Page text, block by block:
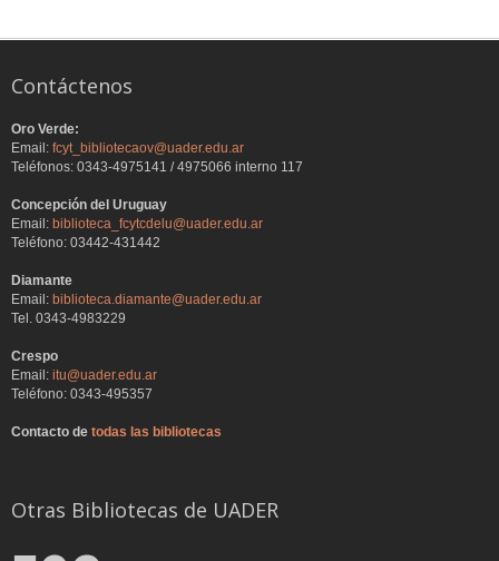
Contáctenos
Oro Verde:
Email: fcyt_bibliotecaov@uader.edu.ar
Teléfonos: 0343-4975141 / 4975066 interno 117
Concepción del Uruguay
Email: biblioteca_fcytcdelu@uader.edu.ar
Teléfono: 03442-431442
Diamante
Email: biblioteca.diamante@uader.edu.ar
Tel. 0343-4983229
Crespo
Email: itu@uader.edu.ar
Teléfono: 0343-495357
Contacto de todas las bibliotecas
Otras Bibliotecas de UADER